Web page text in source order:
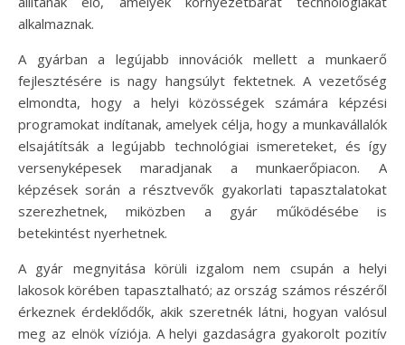
alkalmaznak.
A gyárban a legújabb innovációk mellett a munkaerő
fejlesztésére is nagy hangsúlyt fektetnek. A vezetőség
elmondta, hogy a helyi közösségek számára képzési
programokat indítanak, amelyek célja, hogy a munkavállalók
elsajátítsák a legújabb technológiai ismereteket, és így
versenyképesek maradjanak a munkaerőpiacon. A
képzések során a résztvevők gyakorlati tapasztalatokat
szerezhetnek, miközben a gyár működésébe is
betekintést nyerhetnek.
A gyár megnyitása körüli izgalom nem csupán a helyi
lakosok körében tapasztalható; az ország számos részéről
érkeznek érdeklődők, akik szeretnék látni, hogyan valósul
meg az elnök víziója. A helyi gazdaságra gyakorolt pozitív